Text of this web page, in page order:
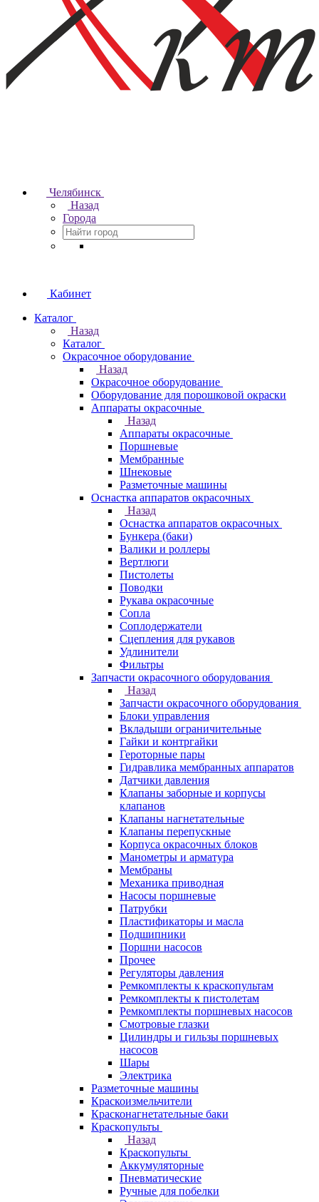
Челябинск
Назад
Города
Кабинет
Каталог
Назад
Каталог
Окрасочное оборудование
Назад
Окрасочное оборудование
Оборудование для порошковой окраски
Аппараты окрасочные
Назад
Аппараты окрасочные
Поршневые
Мембранные
Шнековые
Разметочные машины
Оснастка аппаратов окрасочных
Назад
Оснастка аппаратов окрасочных
Бункера (баки)
Валики и роллеры
Вертлюги
Пистолеты
Поводки
Рукава окрасочные
Сопла
Соплодержатели
Сцепления для рукавов
Удлинители
Фильтры
Запчасти окрасочного оборудования
Назад
Запчасти окрасочного оборудования
Блоки управления
Вкладыши ограничительные
Гайки и контргайки
Героторные пары
Гидравлика мембранных аппаратов
Датчики давления
Клапаны заборные и корпусы
клапанов
Клапаны нагнетательные
Клапаны перепускные
Корпуса окрасочных блоков
Манометры и арматура
Мембраны
Механика приводная
Насосы поршневые
Патрубки
Пластификаторы и масла
Подшипники
Поршни насосов
Прочее
Регуляторы давления
Ремкомплекты к краскопультам
Ремкомплекты к пистолетам
Ремкомплекты поршневых насосов
Смотровые глазки
Цилиндры и гильзы поршневых
насосов
Шары
Электрика
Разметочные машины
Краскоизмельчители
Красконагнетательные баки
Краскопульты
Назад
Краскопульты
Аккумуляторные
Пневматические
Ручные для побелки